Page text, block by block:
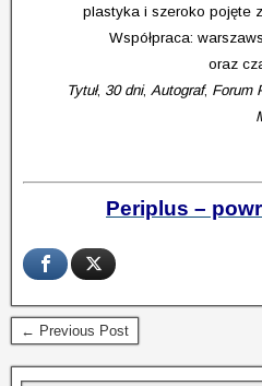
plastyka i szeroko pojęte
Współpraca:
oraz
Tytuł, 30 dni, Autograf, Forum
Periplus –
← Previous Post